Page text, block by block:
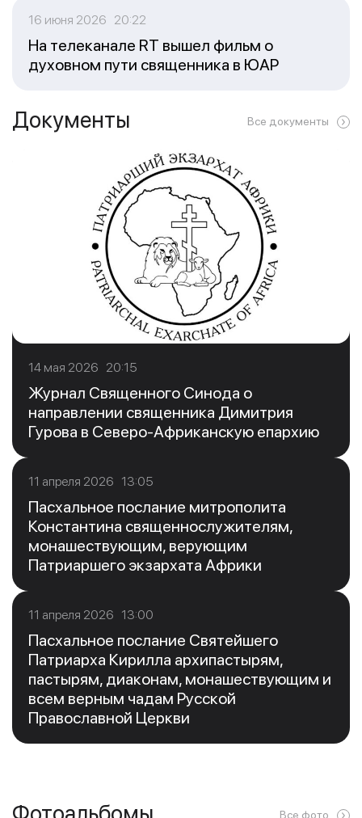
16 июня 2026 20:22
На телеканале RT вышел фильм о
духовном пути священника в ЮАР
Документы Все документы
14 мая 2026 20:15
Журнал Священного Синода о
направлении священника Димитрия
Гурова в Северо-Африканскую епархию
11 апреля 2026 13:05
Пасхальное послание митрополита
Константина священнослужителям,
монашествующим, верующим
Патриаршего экзархата Африки
11 апреля 2026 13:00
Пасхальное послание Святейшего
Патриарха Кирилла архипастырям,
пастырям, диаконам, монашествующим и
всем верным чадам Русской
Православной Церкви
Все фото